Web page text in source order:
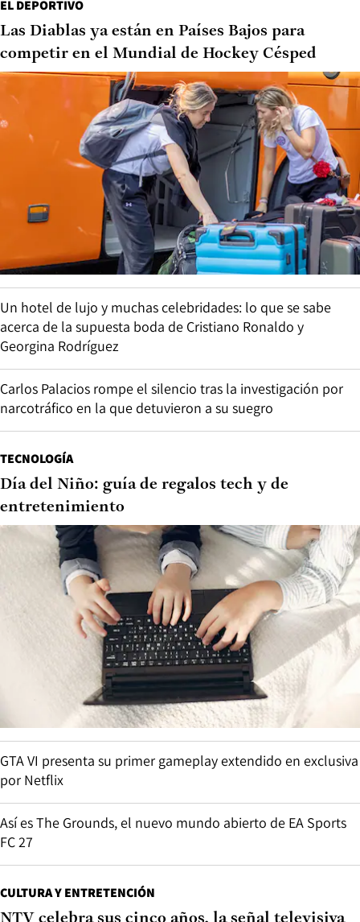
EL DEPORTIVO
Las Diablas ya están en Países Bajos para
competir en el Mundial de Hockey Césped
Un hotel de lujo y muchas celebridades: lo que se sabe
acerca de la supuesta boda de Cristiano Ronaldo y
Georgina Rodríguez
Carlos Palacios rompe el silencio tras la investigación por
narcotráfico en la que detuvieron a su suegro
TECNOLOGÍA
Día del Niño: guía de regalos tech y de
entretenimiento
GTA VI presenta su primer gameplay extendido en exclusiva
por Netflix
Así es The Grounds, el nuevo mundo abierto de EA Sports
FC 27
CULTURA Y ENTRETENCIÓN
NTV celebra sus cinco años, la señal televisiva